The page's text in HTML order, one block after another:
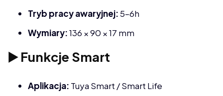
Tryb pracy awaryjnej:5–6h
Wymiary:136 × 90 × 17 mm
▶️ Funkcje Smart
Aplikacja: Tuya Smart / Smart Life